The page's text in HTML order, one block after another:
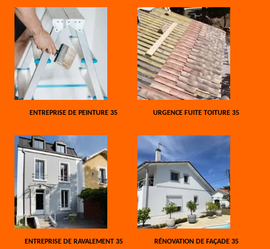
ENTREPRISE DE PEINTURE 35 URGENCE FUITE TOITURE 35
ENTREPRISE DE RAVALEMENT 35 RÉNOVATION DE FAÇADE 35